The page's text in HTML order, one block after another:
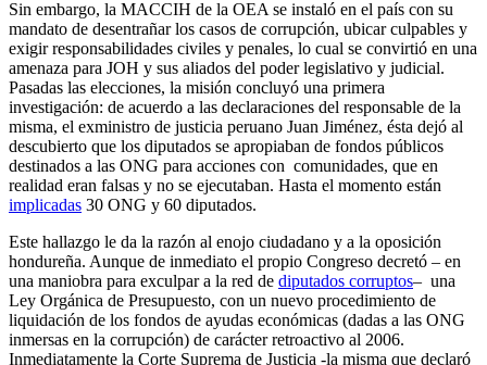
Sin embargo, la MACCIH de la OEA se instaló en el país con su
mandato de desentrañar los casos de corrupción, ubicar culpables y
exigir responsabilidades civiles y penales, lo cual se convirtió en una
amenaza para JOH y sus aliados del poder legislativo y judicial.
Pasadas las elecciones, la misión concluyó una primera
investigación: de acuerdo a las declaraciones del responsable de la
misma, el exministro de justicia peruano Juan Jiménez, ésta dejó al
descubierto que los diputados se apropiaban de fondos públicos
destinados a las ONG para acciones con comunidades, que en
realidad eran falsas y no se ejecutaban. Hasta el momento están
implicadas 30 ONG y 60 diputados.
Este hallazgo le da la razón al enojo ciudadano y a la oposición
hondureña. Aunque de inmediato el propio Congreso decretó – en
una maniobra para exculpar a la red de diputados corruptos– una
Ley Orgánica de Presupuesto, con un nuevo procedimiento de
liquidación de los fondos de ayudas económicas (dadas a las ONG
inmersas en la corrupción) de carácter retroactivo al 2006.
Inmediatamente la Corte Suprema de Justicia -la misma que declaró